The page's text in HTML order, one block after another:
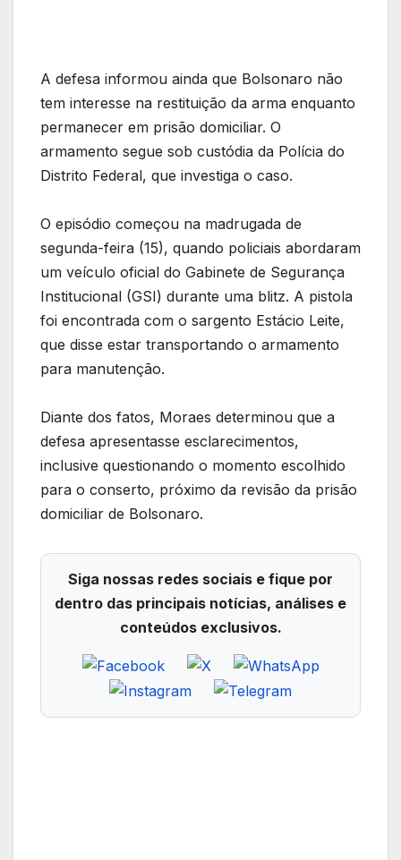
A defesa informou ainda que Bolsonaro não
tem interesse na restituição da arma enquanto
permanecer em prisão domiciliar. O
armamento segue sob custódia da Polícia do
Distrito Federal, que investiga o caso.
O episódio começou na madrugada de
segunda-feira (15), quando policiais abordaram
um veículo oficial do Gabinete de Segurança
Institucional (GSI) durante uma blitz. A pistola
foi encontrada com o sargento Estácio Leite,
que disse estar transportando o armamento
para manutenção.
Diante dos fatos, Moraes determinou que a
defesa apresentasse esclarecimentos,
inclusive questionando o momento escolhido
para o conserto, próximo da revisão da prisão
domiciliar de Bolsonaro.
Siga nossas redes sociais e fique por
dentro das principais notícias, análises e
conteúdos exclusivos.